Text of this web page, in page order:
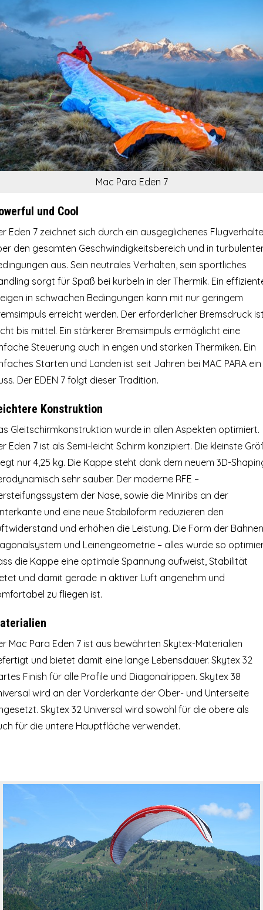
Mac Para Eden 7
und Cool
Eden 7 zeichnet sich durch ein ausgeglichenes
den gesamten Geschwindigkeitsbereich und in
aus. Sein neutrales Verhalten, sein sportliches
sorgt für Spaß bei kurbeln in der Thermik. Ein
in schwachen Bedingungen kann mit nur geringem
erreicht werden. Der erforderlicher Bremsdruck
bis mittel. Ein stärkerer Bremsimpuls ermöglicht eine
Steuerung auch in engen und starken Thermiken. Ein
Starten und Landen ist seit Jahren bei MAC PARA ein
Der EDEN 7 folgt dieser Tradition.
Konstruktion
Gleitschirmkonstruktion wurde in allen Aspekten optimiert.
Eden 7 ist als Semi-leicht Schirm konzipiert. Die kleinste
nur 4,25 kg. Die Kappe steht dank dem neuem 3D-
sehr sauber. Der moderne RFE –
der Nase, sowie die Miniribs an der
und eine neue Stabiloform reduzieren den
und erhöhen die Leistung. Die Form der
und Leinengeometrie – alles wurde so
die Kappe eine optimale Spannung aufweist, Stabilität
und damit gerade in aktiver Luft angenehm und
zu fliegen ist.
Mac Para Eden 7 ist aus bewährten Skytex-Materialien
und bietet damit eine lange Lebensdauer. Skytex 32
Finish für alle Profile und Diagonalrippen. Skytex 38
wird an der Vorderkante der Ober- und Unterseite
Skytex 32 Universal wird sowohl für die obere als
für die untere Hauptfläche verwendet.